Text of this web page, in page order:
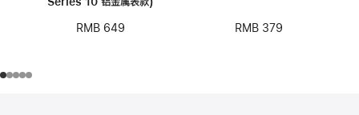
RMB 649 RMB 379